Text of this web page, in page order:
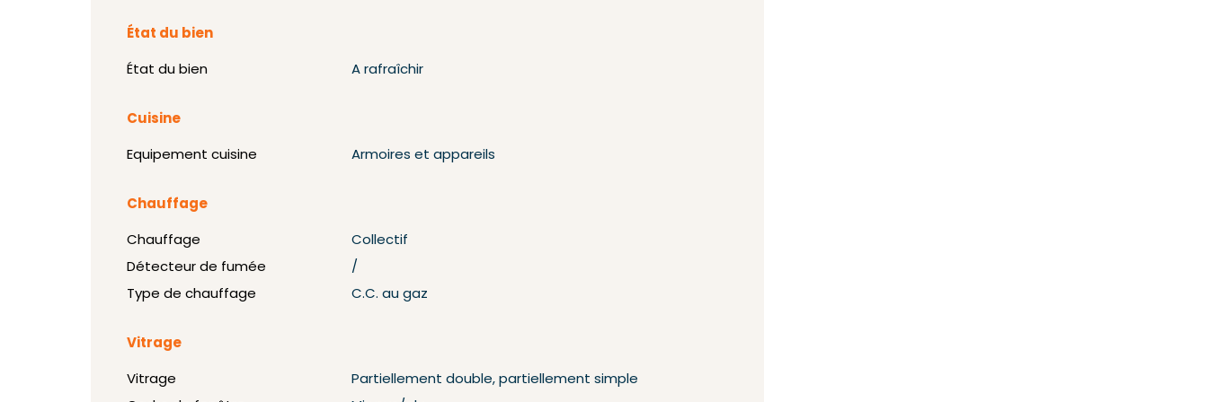
État du bien
État du bien A rafraîchir
Cuisine
Equipement cuisine Armoires et appareils
Chauffage
Chauffage
Collectif
Détecteur de fumée
/
Type de chauffage
C.C. au gaz
Vitrage
Vitrage
Partiellement double, partiellement simple